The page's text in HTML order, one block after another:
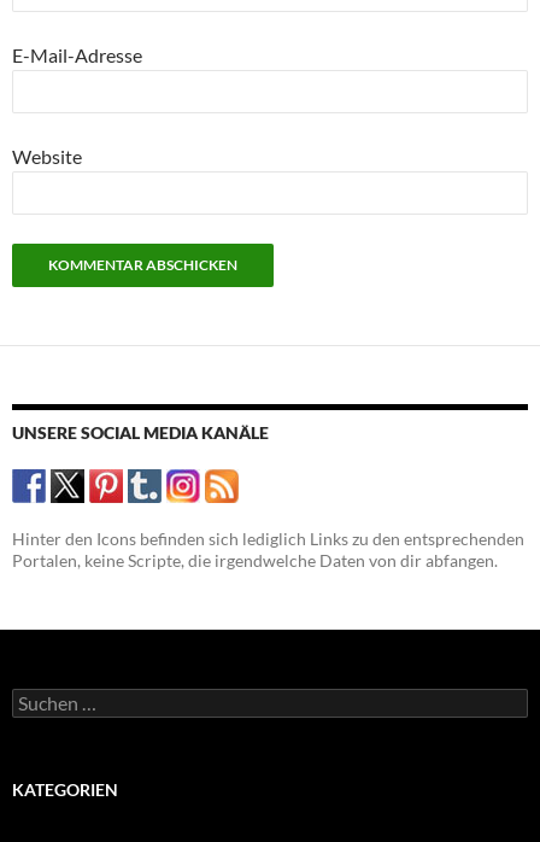
E-Mail-Adresse
Website
UNSERE SOCIAL MEDIA KANÄLE
Hinter den Icons befinden sich lediglich Links zu den entsprechenden
Portalen, keine Scripte, die irgendwelche Daten von dir abfangen.
Suchen
nach:
KATEGORIEN